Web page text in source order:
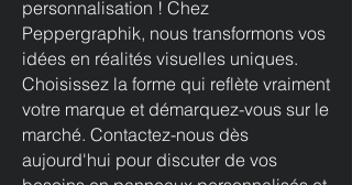
personnalisation ! Chez
Peppergraphik, nous transformons vos
idées en réalités visuelles uniques.
Choisissez la forme qui reflète vraiment
votre marque et démarquez-vous sur le
marché. Contactez-nous dès
aujourd'hui pour discuter de vos